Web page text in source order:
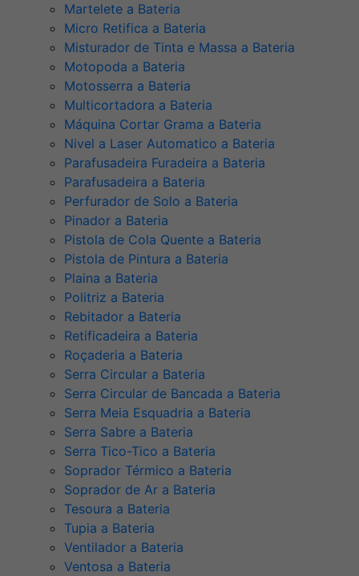
Martelete a Bateria
Micro Retifica a Bateria
Misturador de Tinta e Massa a Bateria
Motopoda a Bateria
Motosserra a Bateria
Multicortadora a Bateria
Máquina Cortar Grama a Bateria
Nivel a Laser Automatico a Bateria
Parafusadeira Furadeira a Bateria
Parafusadeira a Bateria
Perfurador de Solo a Bateria
Pinador a Bateria
Pistola de Cola Quente a Bateria
Pistola de Pintura a Bateria
Plaina a Bateria
Politriz a Bateria
Rebitador a Bateria
Retificadeira a Bateria
Roçaderia a Bateria
Serra Circular a Bateria
Serra Circular de Bancada a Bateria
Serra Meia Esquadria a Bateria
Serra Sabre a Bateria
Serra Tico-Tico a Bateria
Soprador Térmico a Bateria
Soprador de Ar a Bateria
Tesoura a Bateria
Tupia a Bateria
Ventilador a Bateria
Ventosa a Bateria